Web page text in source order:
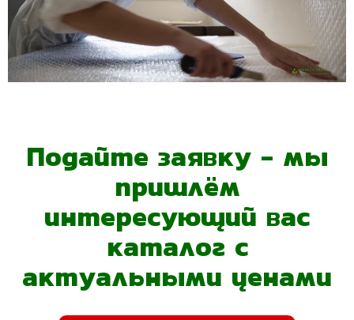
Подайте заявку - мы
пришлём
интересующий вас
каталог с
актуальными ценами